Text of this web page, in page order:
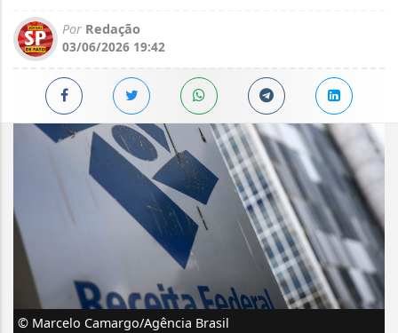
Por Redação
03/06/2026 19:42
© Marcelo Camargo/Agência Brasil